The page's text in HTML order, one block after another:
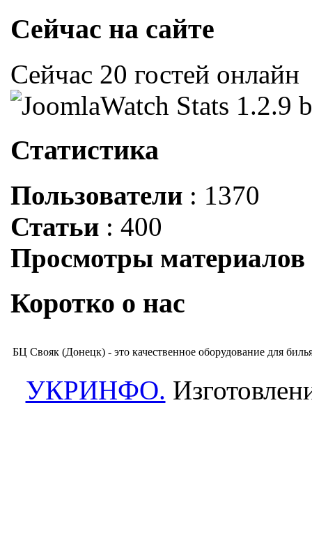
Сейчас на сайте
Сейчас 20 гостей онлайн
Статистика
Пользователи : 1370
Статьи : 400
Просмотры материалов
Коротко о нас
БЦ Свояк (Донецк) - это качественное оборудование для
УКРИНФО.